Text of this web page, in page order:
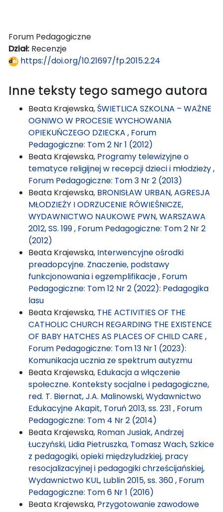
Forum Pedagogiczne
Dział: Recenzje
https://doi.org/10.21697/fp.2015.2.24
Inne teksty tego samego autora
Beata Krajewska, ŚWIETLICA SZKOLNA – WAŻNE
OGNIWO W PROCESIE WYCHOWANIA
OPIEKUŃCZEGO DZIECKA , Forum
Pedagogiczne: Tom 2 Nr 1 (2012)
Beata Krajewska, Programy telewizyjne o
tematyce religijnej w recepcji dzieci i młodzieży,
Forum Pedagogiczne: Tom 3 Nr 2 (2013)
Beata Krajewska, BRONISŁAW URBAN, AGRESJA
MŁODZIEŻY I ODRZUCENIE RÓWIEŚNICZE,
WYDAWNICTWO NAUKOWE PWN, WARSZAWA
2012, SS. 199, Forum Pedagogiczne: Tom 2 Nr 2
(2012)
Beata Krajewska, Interwencyjne ośrodki
preadopcyjne. Znaczenie, podstawy
funkcjonowania i egzemplifikacje, Forum
Pedagogiczne: Tom 12 Nr 2 (2022): Pedagogika
lasu
Beata Krajewska, THE ACTIVITIES OF THE
CATHOLIC CHURCH REGARDING THE EXISTENCE
OF BABY HATCHES AS PLACES OF CHILD CARE ,
Forum Pedagogiczne: Tom 13 Nr 1 (2023):
Komunikacja ucznia ze spektrum autyzmu
Beata Krajewska, Edukacja a włączenie
społeczne. Konteksty socjalne i pedagogiczne,
red. T. Biernat, J.A. Malinowski, Wydawnictwo
Edukacyjne Akapit, Toruń 2013, ss. 231 , Forum
Pedagogiczne: Tom 4 Nr 2 (2014)
Beata Krajewska, Roman Jusiak, Andrzej
Łuczyński, Lidia Pietruszka, Tomasz Wach, Szkice
z pedagogiki, opieki międzyludzkiej, pracy
resocjalizacyjnej i pedagogiki chrześcijańskiej,
Wydawnictwo KUL, Lublin 2015, ss. 360, Forum
Pedagogiczne: Tom 6 Nr 1 (2016)
Beata Krajewska, Przygotowanie zawodowe